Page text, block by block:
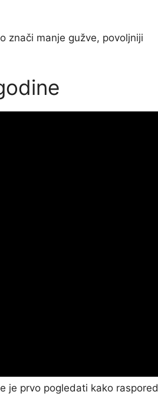
znači manje gužve, povoljniji
je prvo pogledati kako raspored